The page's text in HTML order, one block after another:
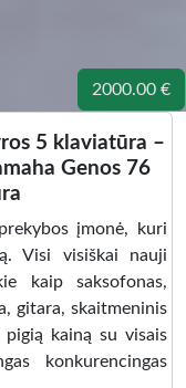
2000.00 €
5 klaviatūra –
Genos 76
įmonė, kuri
Visi visiškai nauji
kaip saksofonas,
gitara, skaitmeninis
kainą su visais
konkurencingas